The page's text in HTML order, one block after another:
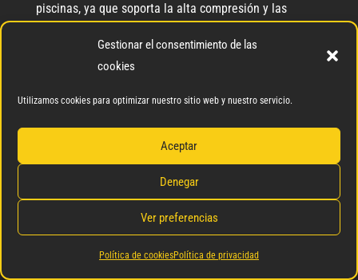
Gestionar el consentimiento de las
cookies
Utilizamos cookies para optimizar nuestro sitio web y nuestro servicio.
Aceptar
Denegar
Ver preferencias
Política de cookiesPolítica de privacidad
piscinas, ya que soporta la alta compresión y las
estético y seguro, incluso en áreas que están en
constante contacto con el agua.
suelos exteriores
en espacios con agua. Además, existen soluciones
como el microcemento de alta resistencia, diseñado
para soportar tráfico intenso y condiciones